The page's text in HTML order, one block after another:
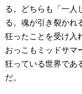
る。どちらも「一人
る。魂が引き裂かれ
狂ったことを受け入
おっこもミッドサマ
狂っている世界であ
だ。